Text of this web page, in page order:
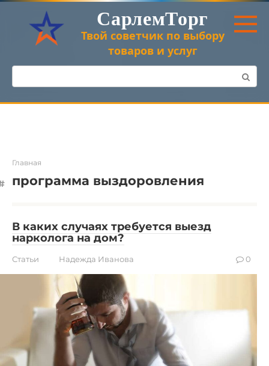
Перейти
контенту
СарлемТорг
Твой советчик по выбору
товаров и услуг
Поиск:
Главная
программа выздоровления
В каких случаях требуется выезд
нарколога на дом?
Статьи Надежда Иванова 0